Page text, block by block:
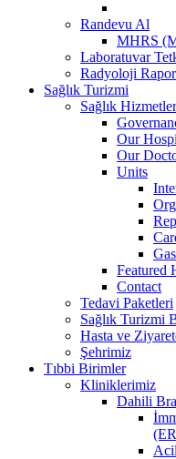
Randevu Al
MHRS
Laboratuvar
Radyoloji Rapor
Sağlık Turizmi
Sağlık
Our
Our
Units
Featured
Contact
Tedavi Paketleri
Sağlık Turizmi
Hasta ve
Şehrimiz
Tıbbi Birimler
Kliniklerimiz
Dahili